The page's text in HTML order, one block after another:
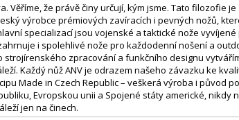
Věříme, že právě činy určují, kým jsme. Tato filozofie
výrobce prémiových zavíracích i pevných nožů,
specializací jsou vojenské a taktické nože
i spolehlivé nože pro každodenní nošení a
strojírenského zpracování a funkčního designu
Každý nůž ANV je odrazem našeho závazku ke
Made in Czech Republic – veškerá výroba i původ
Evropskou unii a Spojené státy americké, nikdy
jen na činech.